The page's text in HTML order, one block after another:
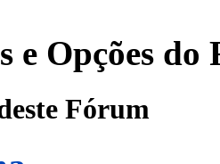
e Opções do
Fórum